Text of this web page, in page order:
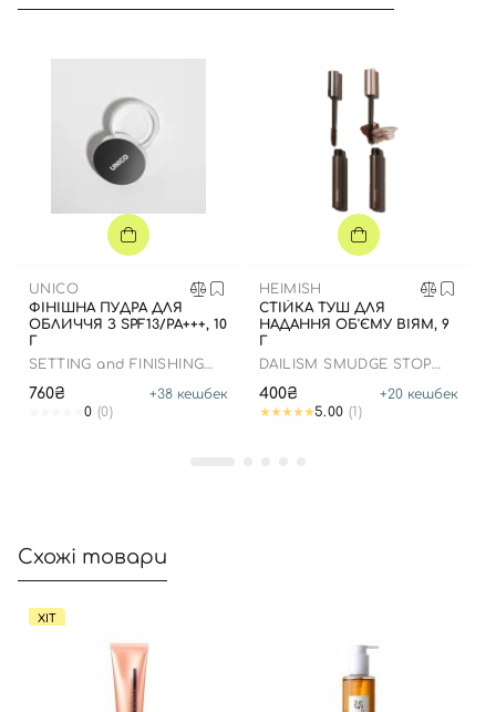
UNICO
ФІНІШНА ПУДРА ДЛЯ
ОБЛИЧЧЯ З SPF13/PA+++, 10
Г
SETTING and FINISHING
760₴ +38 кешбек
0 (0)
HEIMISH
СТІЙКА ТУШ ДЛЯ
НАДАННЯ ОБ'ЄМУ ВІЯМ, 9
Г
DAILISM SMUDGE STOP
400₴ +20 кешбек
5.00 (1)
Схожі товари
ХІТ
Вхід Реєстрація
Номер телефону
Відправляючи форму для авторизації/реєстрації ви
приймаєте умовиУгоди користувача
Далі